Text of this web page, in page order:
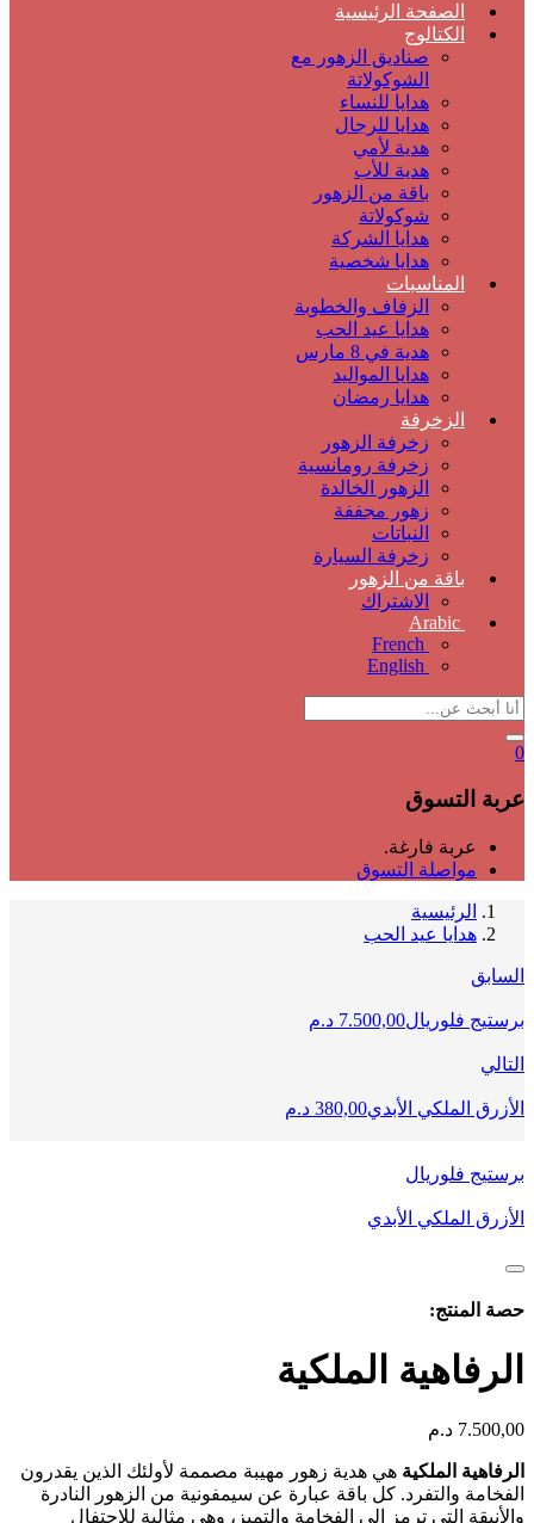
الصفحة الرئيسية
الكتالوج
صناديق الزهور مع
الشوكولاتة
هدايا للنساء
هدايا للرجال
هدية لأمي
هدية للأب
باقة من الزهور
شوكولاتة
هدايا الشركة
هدايا شخصية
المناسبات
الزفاف والخطوبة
هدايا عيد الحب
هدية في 8 مارس
هدايا المواليد
هدايا رمضان
الزخرفة
زخرفة الزهور
زخرفة رومانسية
الزهور الخالدة
زهور مجففة
النباتات
زخرفة السيارة
باقة من الزهور
الاشتراك
Arabic
French
English
0
عربة التسوق
عربة فارغة.
مواصلة التسوق
الرئيسية
هدايا عيد الحب
السابق
برستيج فلوريال7.500,00 د.م
التالي
الأزرق الملكي الأبدي380,00 د.م
برستيج فلوريال
الأزرق الملكي الأبدي
حصة المنتج:
الرفاهية الملكية
7.500,00 د.م
الرفاهية الملكية هي هدية زهور مهيبة مصممة لأولئك الذين يقدرون
الفخامة والتفرد. كل باقة عبارة عن سيمفونية من الزهور النادرة
والأنيقة التي ترمز إلى الفخامة والتميز، وهي مثالية للاحتفال